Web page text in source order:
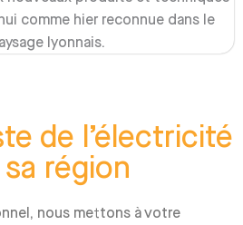
comme hier reconnue dans le
lyonnais.
de l’électricité
région
nous mettons à votre